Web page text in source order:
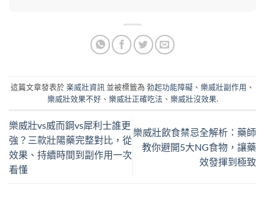
這篇文章發表於楽威壯資訊 並被標籤為 勃起功能障礙 、 樂威壯副作用 、
樂威壯效果不好、 樂威壯正確吃法 、 樂威壯沒效果.
樂威壯vs威而鋼vs犀利士誰更
強？三款壯陽藥完整對比，從
效果、持續時間到副作用一次
看懂
樂威壯飲食禁忌全解析：藥師
教你避開5大NG食物，讓藥
效發揮到極致